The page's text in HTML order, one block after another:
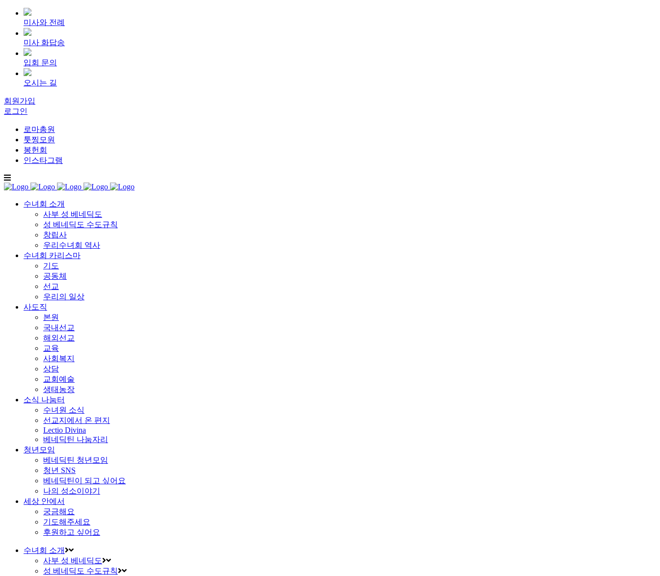
미사와 전례
미사 화답송
입회 문의
오시는 길
회원가입
로그인
로마총원
툿찡모원
봉헌회
인스타그램
수녀회 소개
사부 성 베네딕도
성 베네딕도 수도규칙
창립사
우리수녀회 역사
수녀회 카리스마
기도
공동체
선교
우리의 일상
사도직
본원
국내선교
해외선교
교육
사회복지
상담
교회예술
생태농장
소식 나눔터
수녀원 소식
선교지에서 온 편지
Lectio Divina
베네딕틴 나눔자리
청년모임
베네딕틴 청년모임
청년 SNS
베네딕틴이 되고 싶어요
나의 성소이야기
세상 안에서
궁금해요
기도해주세요
후원하고 싶어요
수녀회 소개
사부 성 베네딕도
성 베네딕도 수도규칙